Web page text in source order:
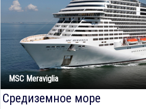
MSC Meraviglia
Средиземное море